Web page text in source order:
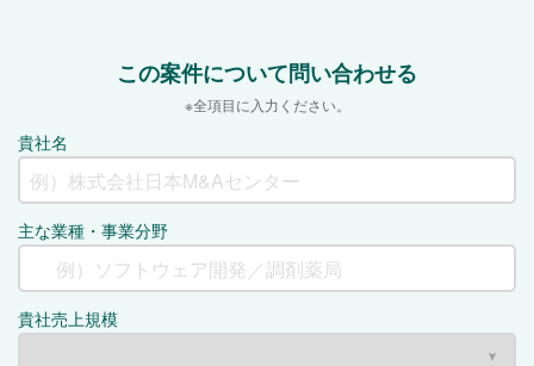
この案件について問い合わせる
※全項目に入力ください。
貴社名
主な業種・事業分野
貴社売上規模